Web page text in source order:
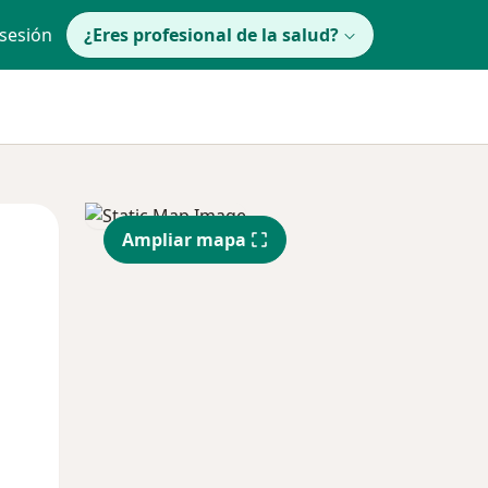
¿Eres profesional de la salud?
Mié
12 Ago
Jue
13 Ago
Ampliar mapa